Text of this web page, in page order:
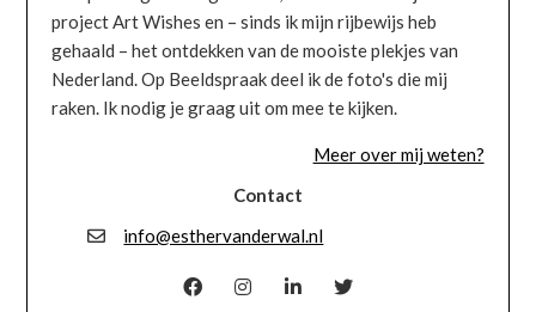
project Art Wishes en – sinds ik mijn rijbewijs heb
gehaald – het ontdekken van de mooiste plekjes van
Nederland. Op Beeldspraak deel ik de foto's die mij
raken. Ik nodig je graag uit om mee te kijken.
Meer over mij weten?
Contact
info@esthervanderwal.nl